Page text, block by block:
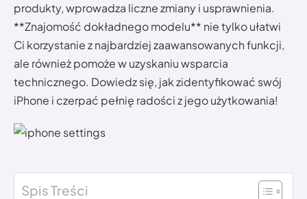
produkty, wprowadza liczne zmiany i usprawnienia.
**Znajomość dokładnego modelu** nie tylko ułatwi
Ci korzystanie z najbardziej zaawansowanych funkcji,
ale również pomoże w uzyskaniu wsparcia
technicznego. Dowiedz się, jak zidentyfikować swój
iPhone i czerpać pełnię radości z jego użytkowania!
Spis Treści